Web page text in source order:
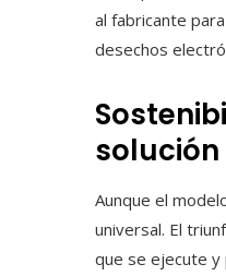
al fabricante
desechos
solución
Aunque el
universal. El
que se ejecute y